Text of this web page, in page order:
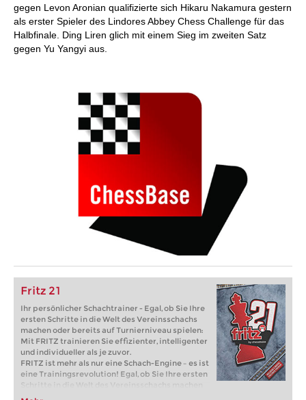
gegen Levon Aronian qualifizierte sich Hikaru Nakamura gestern
als erster Spieler des Lindores Abbey Chess Challenge für das
Halbfinale. Ding Liren glich mit einem Sieg im zweiten Satz
gegen Yu Yangyi aus.
Fritz 21
Ihr persönlicher Schachtrainer - Egal, ob Sie Ihre
ersten Schritte in die Welt des Vereinsschachs
machen oder bereits auf Turnierniveau spielen:
Mit FRITZ trainieren Sie effizienter, intelligenter
und individueller als je zuvor.
FRITZ ist mehr als nur eine Schach-Engine – es ist
eine Trainingsrevolution! Egal, ob Sie Ihre ersten
Schritte in die Welt des Vereinsschachs machen
oder bereits auf Turnierniveau spielen: Mit